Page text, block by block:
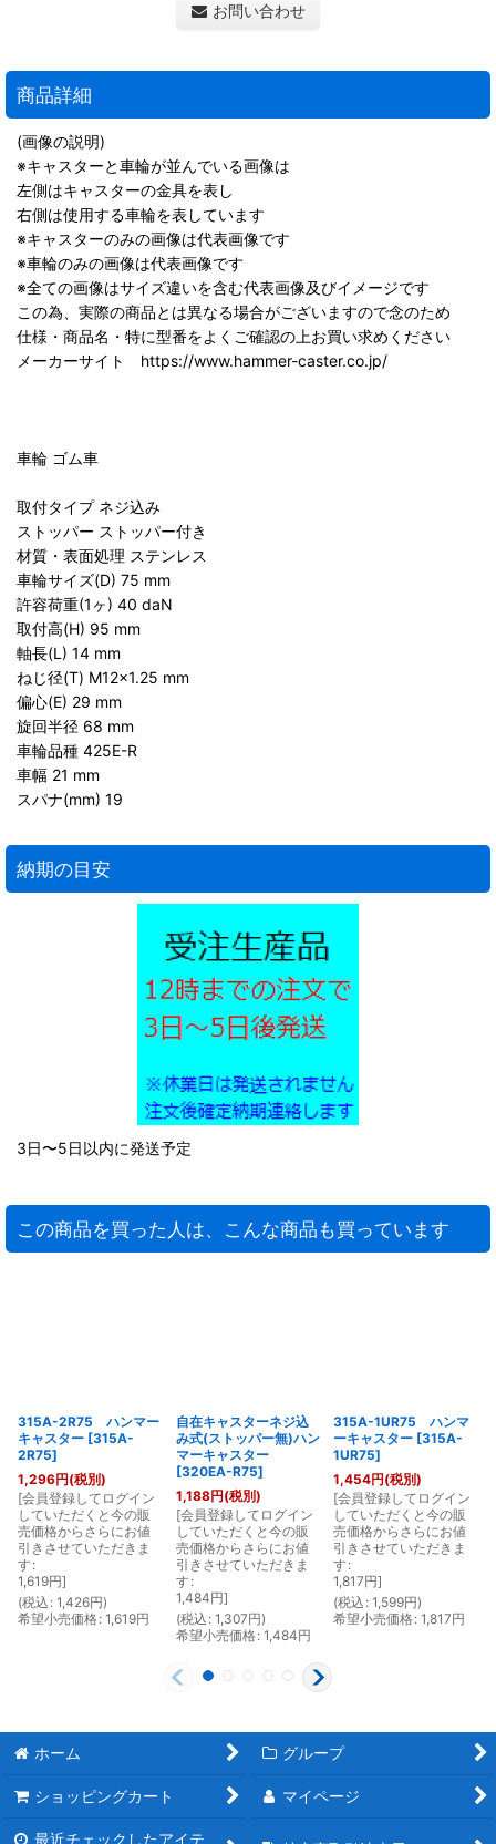
お問い合わせ
商品詳細
(画像の説明)
※キャスターと車輪が並んでいる画像は
左側はキャスターの金具を表し
右側は使用する車輪を表しています
※キャスターのみの画像は代表画像です
※車輪のみの画像は代表画像です
※全ての画像はサイズ違いを含む代表画像及びイメージです
この為、実際の商品とは異なる場合がございますので念のため
仕様・商品名・特に型番をよくご確認の上お買い求めください
メーカーサイト https://www.hammer-caster.co.jp/
車輪 ゴム車
取付タイプ ネジ込み
ストッパー ストッパー付き
材質・表面処理 ステンレス
車輪サイズ(D) 75 mm
許容荷重(1ヶ) 40 daN
取付高(H) 95 mm
軸長(L) 14 mm
ねじ径(T) M12×1.25 mm
偏心(E) 29 mm
旋回半径 68 mm
車輪品種 425E-R
車幅 21 mm
スパナ(mm) 19
納期の目安
3日〜5日以内に発送予定
この商品を買った人は、こんな商品も買っています
315A-2R75 ハンマー
キャスター [315A-
2R75]
1,296円(税別)
[会員登録してログイン
していただくと今の販
売価格からさらにお値
引きさせていただきま
す :
1,619円]
(税込 : 1,426円)
希望小売価格: 1,619円
自在キャスターネジ込
み式(ストッパー無)ハン
マーキャスター
[320EA-R75]
1,188円(税別)
[会員登録してログイン
していただくと今の販
売価格からさらにお値
引きさせていただきま
す :
1,484円]
(税込 : 1,307円)
希望小売価格: 1,484円
315A-1UR75 ハンマ
ーキャスター [315A-
1UR75]
1,454円(税別)
[会員登録してログイン
していただくと今の販
売価格からさらにお値
引きさせていただきま
す :
1,817円]
(税込 : 1,599円)
希望小売価格: 1,817円
ホーム グループ
ショッピングカート マイページ
最近チェックしたアイテ